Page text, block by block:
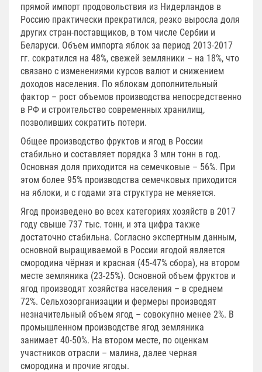
прямой импорт продовольствия из Нидерландов в
Россию практически прекратился, резко выросла доля
других стран-поставщиков, в том числе Сербии и
Беларуси. Объем импорта яблок за период 2013-2017
гг. сократился на 48%, свежей земляники – на 18%, что
связано с изменениями курсов валют и снижением
доходов населения. По яблокам дополнительный
фактор – рост объемов производства непосредственно
в РФ и строительство современных хранилищ,
позволивших сократить потери.
Общее производство фруктов и ягод в России
стабильно и составляет порядка 3 млн тонн в год.
Основная доля приходится на семечковые – 56%. При
этом более 95% производства семечковых приходится
на яблоки, и с годами эта структура не меняется.
Ягод произведено во всех категориях хозяйств в 2017
году свыше 737 тыс. тонн, и эта цифра также
достаточно стабильна. Согласно экспертным данным,
основной выращиваемой в России ягодой является
смородина чёрная и красная (45-47% сбора), на втором
месте земляника (23-25%). Основной объем фруктов и
ягод производят хозяйства населения – в среднем
72%. Сельхозорганизации и фермеры производят
незначительный объем ягод – совокупно менее 2%. В
промышленном производстве ягод земляника
занимает 40-50%. На втором месте, по оценкам
участников отрасли – малина, далее черная
смородина и прочие ягоды.